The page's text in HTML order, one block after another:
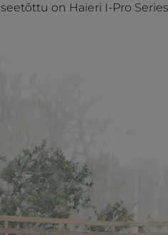
seetõttu on Haieri I-Pro